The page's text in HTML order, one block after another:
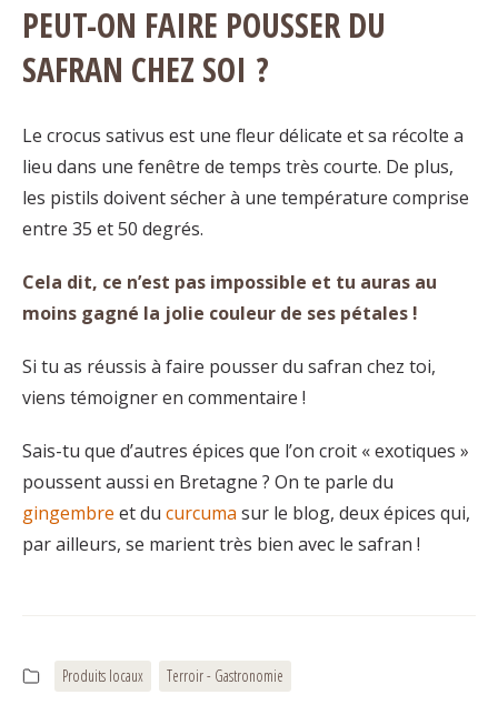
PEUT-ON FAIRE POUSSER DU
SAFRAN CHEZ SOI ?
Le crocus sativus est une fleur délicate et sa récolte a
lieu dans une fenêtre de temps très courte. De plus,
les pistils doivent sécher à une température comprise
entre 35 et 50 degrés.
Cela dit, ce n’est pas impossible et tu auras au
moins gagné la jolie couleur de ses pétales !
Si tu as réussis à faire pousser du safran chez toi,
viens témoigner en commentaire !
Sais-tu que d’autres épices que l’on croit « exotiques »
poussent aussi en Bretagne ? On te parle du
gingembre et du curcuma sur le blog, deux épices qui,
par ailleurs, se marient très bien avec le safran !
Produits locaux Terroir - Gastronomie